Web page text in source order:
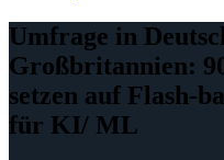
Umfrage in
Großbritannien:
setzen auf Flash-
für KI/ ML